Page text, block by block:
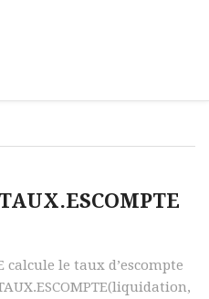
calcule le taux d’escompte